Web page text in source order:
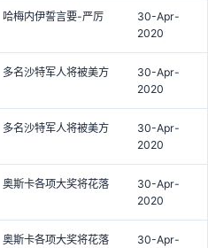
梅内伊誓言要-严厉
30-Apr-
2020
名沙特军人将被美方
30-Apr-
2020
名沙特军人将被美方
30-Apr-
2020
斯卡各项大奖将花落
30-Apr-
2020
斯卡各项大奖将花落
30-Apr-